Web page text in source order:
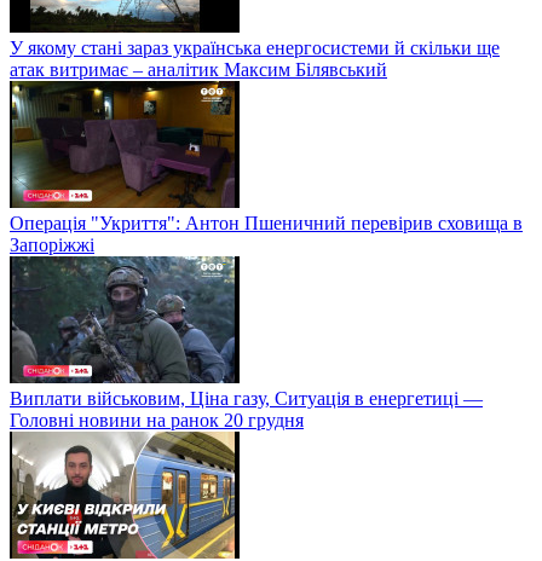
У якому стані зараз українська енергосистеми й скільки ще
атак витримає – аналітик Максим Білявський
Операція "Укриття": Антон Пшеничний перевірив сховища в
Запоріжжі
Виплати військовим, Ціна газу, Ситуація в енергетиці —
Головні новини на ранок 20 грудня